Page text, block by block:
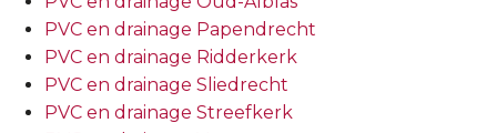
PVC en drainage Papendrecht
PVC en drainage Ridderkerk
PVC en drainage Sliedrecht
PVC en drainage Streefkerk